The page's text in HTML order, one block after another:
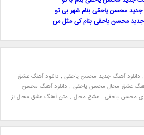
جدید محسن یاحقی بنام شهر بی تو
جدید محسن یاحقی بنام کی مثل من
, دانلود آهنگ جدید محسن یاحقی , دانلود آهنگ عشق
آهنگ عشق محال محسن یاحقی , دانلود آهنگ محسن
محسن یاحقی , عشق محال , متن آهنگ عشق محال از